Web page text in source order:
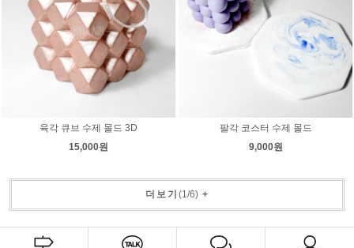
육각 큐브 수제 몰드 3D
15,000원
팔각 코스터 수제 몰드
9,000원
더보기 (1/6)+